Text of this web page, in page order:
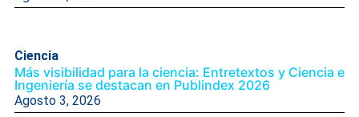
Ciencia
Más visibilidad para la ciencia: Entretextos y Ciencia e
Ingeniería se destacan en Publindex 2026
Agosto 3, 2026